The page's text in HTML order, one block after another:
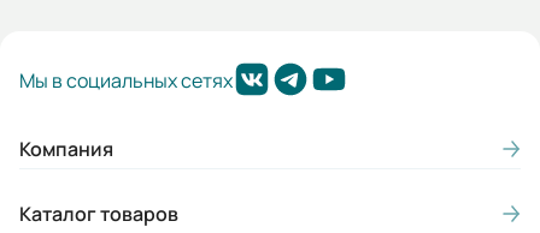
Мы в социальных сетях
Компания
Каталог товаров